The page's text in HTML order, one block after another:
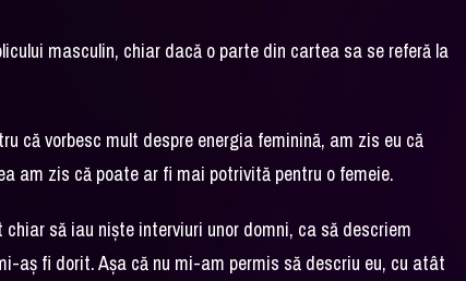
masculin, chiar dacă o parte din cartea sa se referă la
că vorbesc mult despre energia feminină, am zis eu că
am zis că poate ar fi mai potrivită pentru o femeie.
să iau niște interviuri unor domni, ca să descriem
aș fi dorit. Așa că nu mi-am permis să descriu eu, cu atât